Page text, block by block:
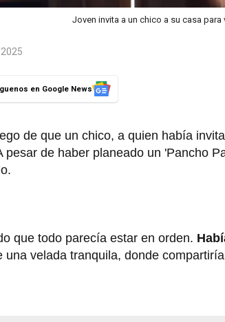
Joven invita a un chico a su casa para
en Google News
de que un chico, a quien había
pesar de haber planeado un 'Pancho
que todo parecía estar en orden.
una velada tranquila, donde